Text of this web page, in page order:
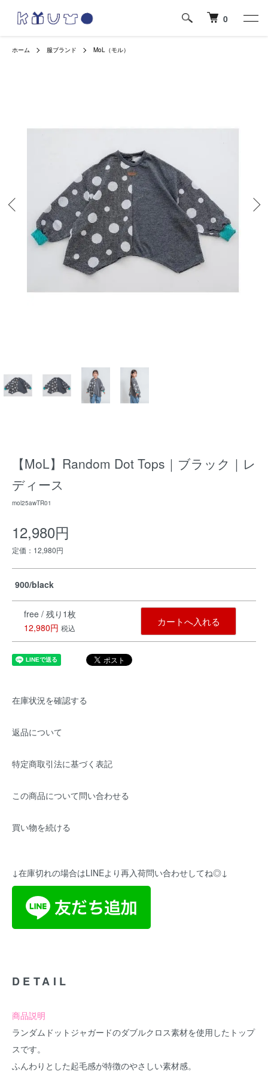
0
ホーム 服ブランド MoL（モル）
【MoL】Random Dot Tops｜ブラック｜レ
ディース
mol25awTR01
12,980円
定価：12,980円
900/black
free / 残り1枚
12,980円 税込
カートへ入れる
在庫状況を確認する
返品について
特定商取引法に基づく表記
この商品について問い合わせる
買い物を続ける
↓在庫切れの場合はLINEより再入荷問い合わせしてね◎↓
DETAIL
商品説明
ランダムドットジャガードのダブルクロス素材を使用したトップ
スです。
ふんわりとした起毛感が特徴のやさしい素材感。